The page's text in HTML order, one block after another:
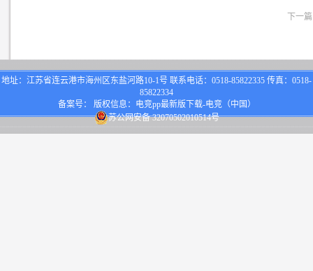
下一
地址：江苏省连云港市海州区东盐河路10-1号 联系电话：0518-85822335 传真：0518-
85822334
备案号： 版权信息：电竞pp最新版下载-电竞（中国）
苏公网安备 32070502010514号